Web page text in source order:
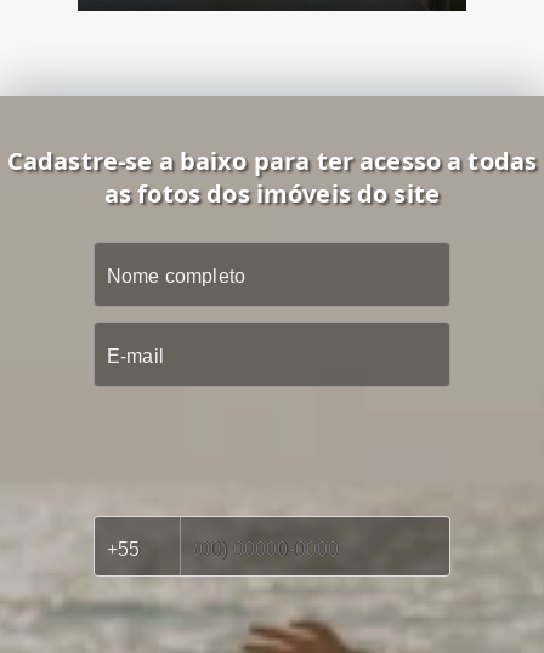
Cadastre-se a baixo para ter acesso a todas
as fotos dos imóveis do site